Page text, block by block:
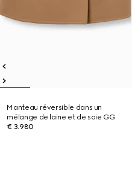
Manteau réversible dans un
mélange de laine et de soie GG
€ 3.980